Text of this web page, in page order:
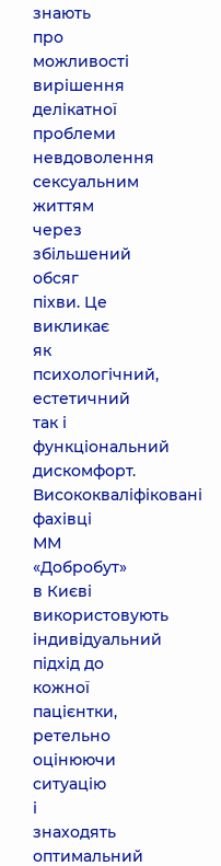
знають
про
можливості
вирішення
делікатної
проблеми
невдоволення
сексуальним
життям
через
збільшений
обсяг
піхви. Це
викликає
як
психологічний,
естетичний
так і
функціональний
дискомфорт.
Висококваліфіковані
фахівці
ММ
«Добробут»
в Києві
використовують
індивідуальний
підхід до
кожної
пацієнтки,
ретельно
оцінюючи
ситуацію
і
знаходять
оптимальний